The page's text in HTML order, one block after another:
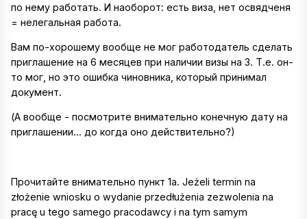
по нему работать. И наоборот: есть виза, нет освядченя
= нелегальная работа.
Вам по-хорошему вообще не мог работодатель сделать
приглашение на 6 месяцев при наличии визы на 3. Т.е. он-
то мог, но это ошибка чиновника, который принимал
документ.
(А вообще - посмотрите внимательно конечную дату на
приглашении... до когда оно действительно?)
Прочитайте внимательно пункт 1a. Jeżeli termin na
złożenie wniosku o wydanie przedłużenia zezwolenia na
pracę u tego samego pracodawcy i na tym samym